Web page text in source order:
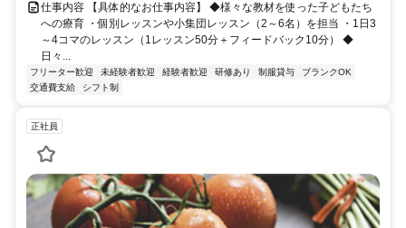
仕事内容 【具体的なお仕事内容】 ◆様々な教材を使った子どもたち
への療育 ・個別レッスンや小集団レッスン（2～6名）を担当 ・1日3
～4コマのレッスン（1レッスン50分＋フィードバック10分） ◆
日々...
フリーター歓迎 未経験者歓迎 経験者歓迎 研修あり 制服貸与
ブランクOK
交通費支給
シフト制
正社員